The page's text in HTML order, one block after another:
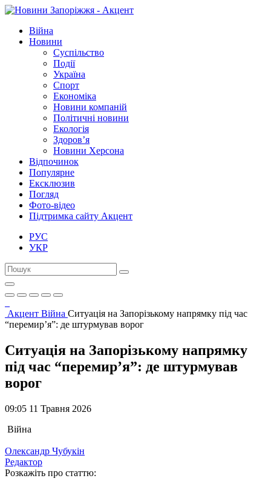
Війна
Новини
Суспільство
Події
Україна
Спорт
Економіка
Новини компаній
Політичні новини
Екологія
Здоров’я
Новини Херсона
Відпочинок
Популярне
Ексклюзив
Погляд
Фото-відео
Підтримка сайту Акцент
РУС
УКР
Акцент Війна Ситуація на Запорізькому напрямку під час
“перемир’я”: де штурмував ворог
Ситуація на Запорізькому напрямку
під час “перемир’я”: де штурмував
ворог
09:05 11 Травня 2026
Війна
Олександр Чубукін
Редактор
Розкажіть про статтю: